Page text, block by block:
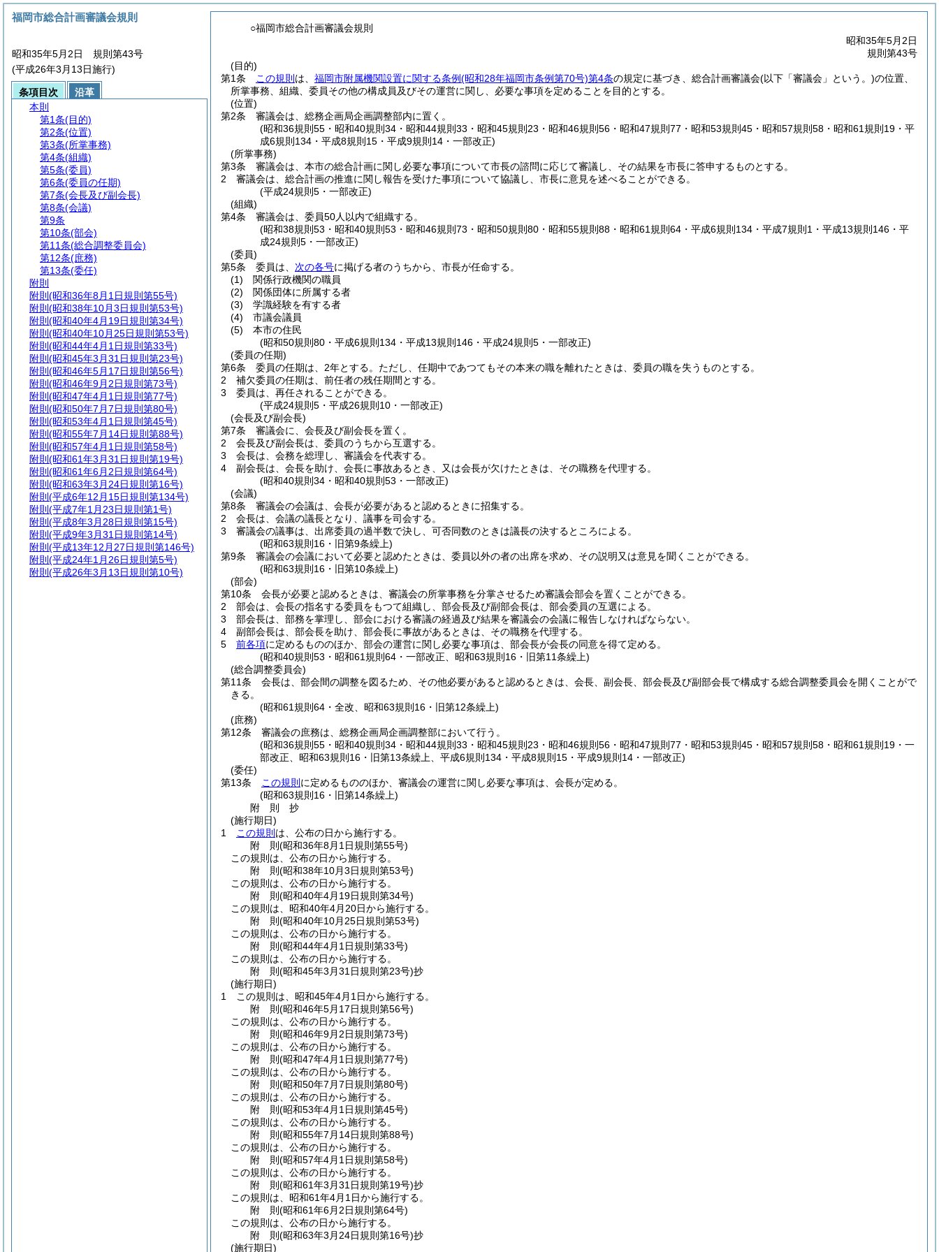
○福岡市総合計画審議会規則
昭和35年5月2日
規則第43号
(目的)
第1条
この規則 は、 福岡市附属機関設置に関する条例(昭和28年福岡市条例第70号)第4条の規定に基づき、総合計画審議会(以下「審議会」という。)の位置、
所掌事務、組織、委員その他の構成員及びその運営に関し、必要な事項を定めることを目的とする。
(位置)
第2条
審議会は、総務企画局企画調整部内に置く。
(昭和36規則55・昭和40規則34・昭和44規則33・昭和45規則23・昭和46規則56・昭和47規則77・昭和53規則45・昭和57規則58・昭和61規則19・平
成6規則134・平成8規則15・平成9規則14・一部改正)
(所掌事務)
第3条
審議会は、本市の総合計画に関し必要な事項について市長の諮問に応じて審議し、その結果を市長に答申するものとする。
2
審議会は、総合計画の推進に関し報告を受けた事項について協議し、市長に意見を述べることができる。
(平成24規則5・一部改正)
(組織)
第4条
審議会は、委員50人以内で組織する。
(昭和38規則53・昭和40規則53・昭和46規則73・昭和50規則80・昭和55規則88・昭和61規則64・平成6規則134・平成7規則1・平成13規則146・平
成24規則5・一部改正)
(委員)
第5条
委員は、 次の各号に掲げる者のうちから、市長が任命する。
(1)
関係行政機関の職員
(2)
関係団体に所属する者
(3)
学識経験を有する者
(4)
市議会議員
(5)
本市の住民
(昭和50規則80・平成6規則134・平成13規則146・平成24規則5・一部改正)
(委員の任期)
第6条
委員の任期は、2年とする。 ただし、任期中であつてもその本来の職を離れたときは、委員の職を失うものとする。
2
補欠委員の任期は、前任者の残任期間とする。
3
委員は、再任されることができる。
(平成24規則5・平成26規則10・一部改正)
(会長及び副会長)
第7条
審議会に、会長及び副会長を置く。
2
会長及び副会長は、委員のうちから互選する。
3
会長は、会務を総理し、審議会を代表する。
4
副会長は、会長を助け、会長に事故あるとき、又は会長が欠けたときは、その職務を代理する。
(昭和40規則34・昭和40規則53・一部改正)
(会議)
第8条
審議会の会議は、会長が必要があると認めるときに招集する。
2
会長は、会議の議長となり、議事を司会する。
3
審議会の議事は、出席委員の過半数で決し、可否同数のときは議長の決するところによる。
(昭和63規則16・旧第9条繰上)
第9条
審議会の会議において必要と認めたときは、委員以外の者の出席を求め、その説明又は意見を聞くことができる。
(昭和63規則16・旧第10条繰上)
(部会)
第10条
会長が必要と認めるときは、審議会の所掌事務を分掌させるため審議会部会を置くことができる。
2
部会は、会長の指名する委員をもつて組織し、部会長及び副部会長は、部会委員の互選による。
3
部会長は、部務を掌理し、部会における審議の経過及び結果を審議会の会議に報告しなければならない。
4
副部会長は、部会長を助け、部会長に事故があるときは、その職務を代理する。
5
前各項に定めるもののほか、部会の運営に関し必要な事項は、部会長が会長の同意を得て定める。
(昭和40規則53・昭和61規則64・一部改正、昭和63規則16・旧第11条繰上)
(総合調整委員会)
第11条
会長は、部会間の調整を図るため、その他必要があると認めるときは、会長、副会長、部会長及び副部会長で構成する総合調整委員会を開くことがで
きる。
(昭和61規則64・全改、昭和63規則16・旧第12条繰上)
(庶務)
第12条
審議会の庶務は、総務企画局企画調整部において行う。
(昭和36規則55・昭和40規則34・昭和44規則33・昭和45規則23・昭和46規則56・昭和47規則77・昭和53規則45・昭和57規則58・昭和61規則19・一
部改正、昭和63規則16・旧第13条繰上、平成6規則134・平成8規則15・平成9規則14・一部改正)
(委任)
第13条
この規則 に定めるもののほか、審議会の運営に関し必要な事項は、会長が定める。
(昭和63規則16・旧第14条繰上)
附 則
抄
(施行期日)
1
この規則 は、公布の日から施行する。
附 則(昭和36年8月1日規則第55号)
この規則は、公布の日から施行する。
附 則(昭和38年10月3日規則第53号)
この規則は、公布の日から施行する。
附 則(昭和40年4月19日規則第34号)
この規則は、昭和40年4月20日から施行する。
附 則(昭和40年10月25日規則第53号)
この規則は、公布の日から施行する。
附 則(昭和44年4月1日規則第33号)
この規則は、公布の日から施行する。
附 則(昭和45年3月31日規則第23号)抄
(施行期日)
1
この規則は、昭和45年4月1日から施行する。
附 則(昭和46年5月17日規則第56号)
この規則は、公布の日から施行する。
附 則(昭和46年9月2日規則第73号)
この規則は、公布の日から施行する。
附 則(昭和47年4月1日規則第77号)
この規則は、公布の日から施行する。
附 則(昭和50年7月7日規則第80号)
この規則は、公布の日から施行する。
附 則(昭和53年4月1日規則第45号)
この規則は、公布の日から施行する。
附 則(昭和55年7月14日規則第88号)
この規則は、公布の日から施行する。
附 則(昭和57年4月1日規則第58号)
この規則は、公布の日から施行する。
附 則(昭和61年3月31日規則第19号)抄
この規則は、昭和61年4月1日から施行する。
附 則(昭和61年6月2日規則第64号)
この規則は、公布の日から施行する。
附 則(昭和63年3月24日規則第16号)抄
(施行期日)
福岡市総合計画審議会規則
昭和35年5月2日 規則第43号
(平成26年3月13日施行)
条項目次
沿革
本則
第1条(目的)
第2条(位置)
第3条(所掌事務)
第4条(組織)
第5条(委員)
第6条(委員の任期)
第7条(会長及び副会長)
第8条(会議)
第9条
第10条(部会)
第11条(総合調整委員会)
第12条(庶務)
第13条(委任)
附則
附則 (昭和36年8月1日規則第55号)
附則 (昭和38年10月3日規則第53号)
附則 (昭和40年4月19日規則第34号)
附則 (昭和40年10月25日規則第53号)
附則 (昭和44年4月1日規則第33号)
附則 (昭和45年3月31日規則第23号)
附則 (昭和46年5月17日規則第56号)
附則 (昭和46年9月2日規則第73号)
附則 (昭和47年4月1日規則第77号)
附則 (昭和50年7月7日規則第80号)
附則 (昭和53年4月1日規則第45号)
附則 (昭和55年7月14日規則第88号)
附則 (昭和57年4月1日規則第58号)
附則 (昭和61年3月31日規則第19号)
附則 (昭和61年6月2日規則第64号)
附則 (昭和63年3月24日規則第16号)
附則 (平成6年12月15日規則第134号)
附則 (平成7年1月23日規則第1号)
附則 (平成8年3月28日規則第15号)
附則 (平成9年3月31日規則第14号)
附則 (平成13年12月27日規則第146号)
附則 (平成24年1月26日規則第5号)
附則 (平成26年3月13日規則第10号)